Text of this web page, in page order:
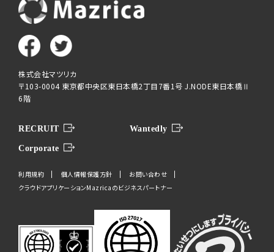
株式会社マツリカ
〒103-0004 東京都中央区東日本橋2丁目7番1号 J.NODE東日本橋Ⅱ
6階
RECRUIT Wantedly
Corporate
利用規約 個人情報保護方針
お問い合わせ
クラウドアプリケーションMazricaのビジネスパートナー